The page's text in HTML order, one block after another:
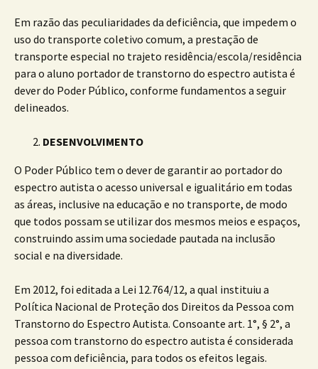
Em razão das peculiaridades da deficiência, que impedem o
uso do transporte coletivo comum, a prestação de
transporte especial no trajeto residência/escola/residência
para o aluno portador de transtorno do espectro autista é
dever do Poder Público, conforme fundamentos a seguir
delineados.
DESENVOLVIMENTO
O Poder Público tem o dever de garantir ao portador do
espectro autista o acesso universal e igualitário em todas
as áreas, inclusive na educação e no transporte, de modo
que todos possam se utilizar dos mesmos meios e espaços,
construindo assim uma sociedade pautada na inclusão
social e na diversidade.
Em 2012, foi editada a Lei 12.764/12, a qual instituiu a
Política Nacional de Proteção dos Direitos da Pessoa com
Transtorno do Espectro Autista. Consoante art. 1°, § 2°, a
pessoa com transtorno do espectro autista é considerada
pessoa com deficiência, para todos os efeitos legais.